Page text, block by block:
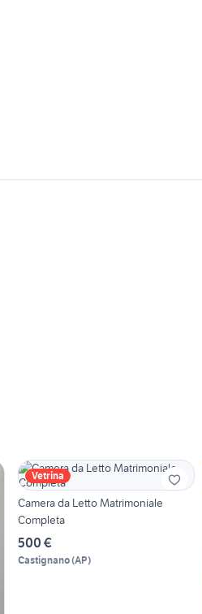
Vetrina
Camera da Letto Matrimoniale
Completa
500 €
Castignano(AP)